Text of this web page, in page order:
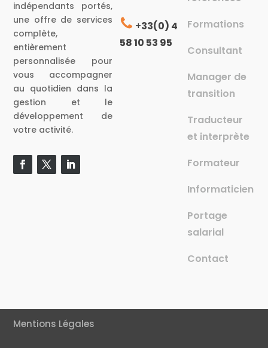
indépendants portés,
une offre de services
complète,
entièrement
personnalisée pour
vous accompagner
au quotidien dans la
gestion et le
développement de
votre activité.
+33(0) 4
58 10 53 95
Formations
Consultant
Manager de
transition
Traducteur
et interprète
Formateur
Informaticien
Portage
salarial
Contact
Mentions Légales